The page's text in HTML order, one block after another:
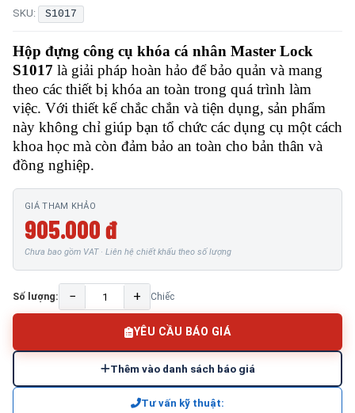
SKU: S1017
Hộp đựng công cụ khóa cá nhân Master Lock
S1017 là giải pháp hoàn hảo để bảo quản và mang
theo các thiết bị khóa an toàn trong quá trình làm
việc. Với thiết kế chắc chắn và tiện dụng, sản phẩm
này không chỉ giúp bạn tổ chức các dụng cụ một cách
khoa học mà còn đảm bảo an toàn cho bản thân và
đồng nghiệp.
GIÁ THAM KHẢO
905.000 đ
Chưa bao gồm VAT · Liên hệ chiết khấu theo số lượng
Số lượng: − + Chiếc
YÊU CẦU BÁO GIÁ
Thêm vào danh sách báo giá
Tư vấn kỹ thuật: